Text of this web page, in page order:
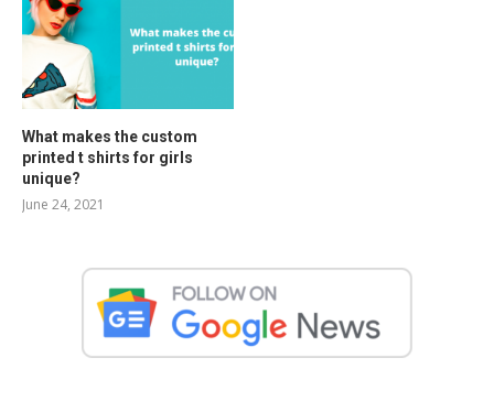
What makes the custom
printed t shirts for girls
unique?
June 24, 2021